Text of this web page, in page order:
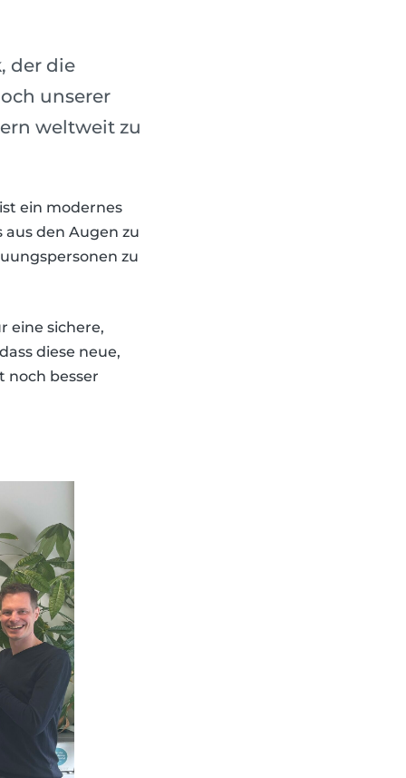
der die
unserer
weltweit zu
ein modernes
den Augen zu
zu
eine sichere,
diese neue,
noch besser